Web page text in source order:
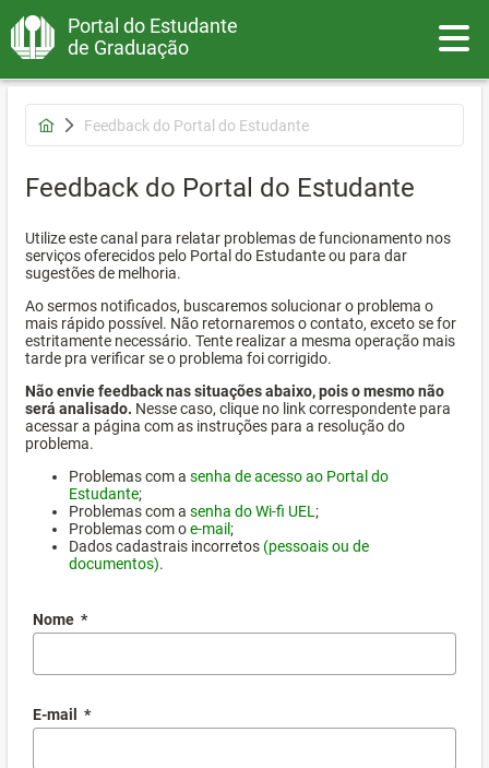
Portal do Estudante
de Graduação
Feedback do Portal do Estudante
Feedback do Portal do Estudante
Utilize este canal para relatar problemas de funcionamento nos
serviços oferecidos pelo Portal do Estudante ou para dar
sugestões de melhoria.
Ao sermos notificados, buscaremos solucionar o problema o
mais rápido possível. Não retornaremos o contato, exceto se for
estritamente necessário. Tente realizar a mesma operação mais
tarde pra verificar se o problema foi corrigido.
Não envie feedback nas situações abaixo, pois o mesmo não
será analisado. Nesse caso, clique no link correspondente para
acessar a página com as instruções para a resolução do
problema.
Problemas com a senha de acesso ao Portal do
Estudante;
Problemas com a senha do Wi-fi UEL ;
Problemas com oe-mail;
Dados cadastrais incorretos (pessoais ou de
documentos).
Nome *
E-mail *